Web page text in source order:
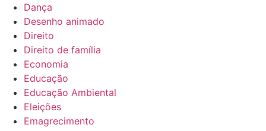
Dança
Desenho animado
Direito
Direito de família
Economia
Educação
Educação Ambiental
Eleições
Emagrecimento